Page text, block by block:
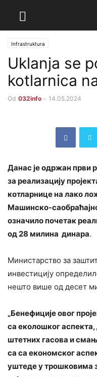
Infrastruktura
Uklanja se
kotlarnica
Od 032info - 14.05.2024
Данас је одржан први
за реализацију
котларнице на лако
Машинско-
означило почетак
од 28 милина динара.
Министарство за
инвестицију
нешто више од десет
„Бенефиције овог
са еколошког
штетних гасова и
са са економског
уштеде у трошковима